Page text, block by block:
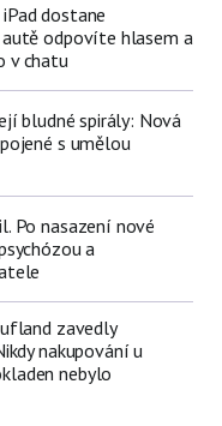
dostane
odpovíte hlasem a
v chatu
bludné spirály: Nová
s umělou
Po nasazení nové
a
zavedly
nakupování u
nebylo